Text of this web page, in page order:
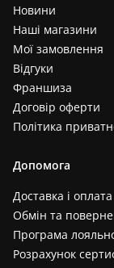
Новини
Наші магазини
Мої замовлення
Відгуки
Франшиза
Договір оферти
Політика
Допомога
Доставка і оплата
Обмін та
Програма
Розрахунок